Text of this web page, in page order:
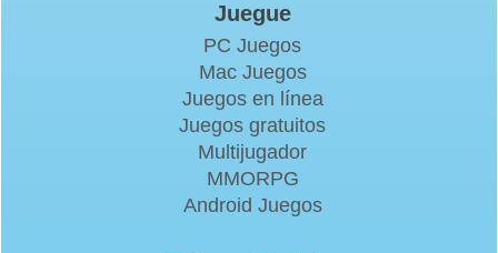
Juegue
PC Juegos
Mac Juegos
Juegos en línea
Juegos gratuitos
Multijugador
MMORPG
Android Juegos